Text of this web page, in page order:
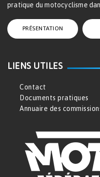
pratique du motocyclisme
PRÉSENTATION
LIENS UTILES
Contact
Documents pratiques
Annuaire des